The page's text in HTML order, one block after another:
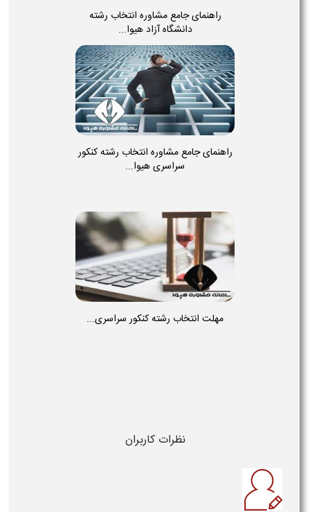
راهنمای جامع مشاوره انتخاب رشته
دانشگاه آزاد هیوا...
راهنمای جامع مشاوره انتخاب رشته کنکور
سراسری هیوا...
مهلت انتخاب رشته کنکور سراسری...
نظرات کاربران